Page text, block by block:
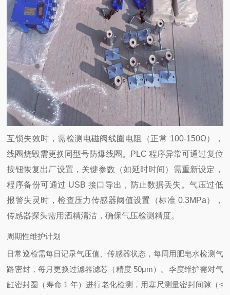
互锁失效时，需检测电磁阀线圈电阻（正常 100-150Ω），
线圈烧毁需更换同型号防爆线圈。PLC 程序异常可通过复位
按钮恢复出厂设置，关键参数（如延时时间）需重新设定，
程序备份可通过 USB 接口导出，防止数据丢失。气压过低
报警失灵时，检查压力传感器阈值设置（标准 0.3MPa），
传感器探头需用酒精清洁，确保气压检测精度。
周期性维护计划
日常巡检需每日记录气压值、传感器状态，每周用肥皂水检测气
路密封，每月更换过滤器滤芯（精度 50μm）。季度维护需对气
缸密封圈（寿命 1 年）进行老化检测，用塞尺测量密封间隙（≤